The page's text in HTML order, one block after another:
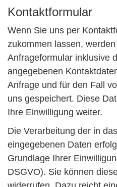
Kontaktformular
Wenn Sie uns per
zukommen lassen,
Anfrageformular inklusive
angegebenen
Anfrage und für den Fall
uns gespeichert. Diese
Ihre Einwilligung weiter.
Die Verarbeitung der in
eingegebenen Daten
Grundlage Ihrer
DSGVO). Sie können